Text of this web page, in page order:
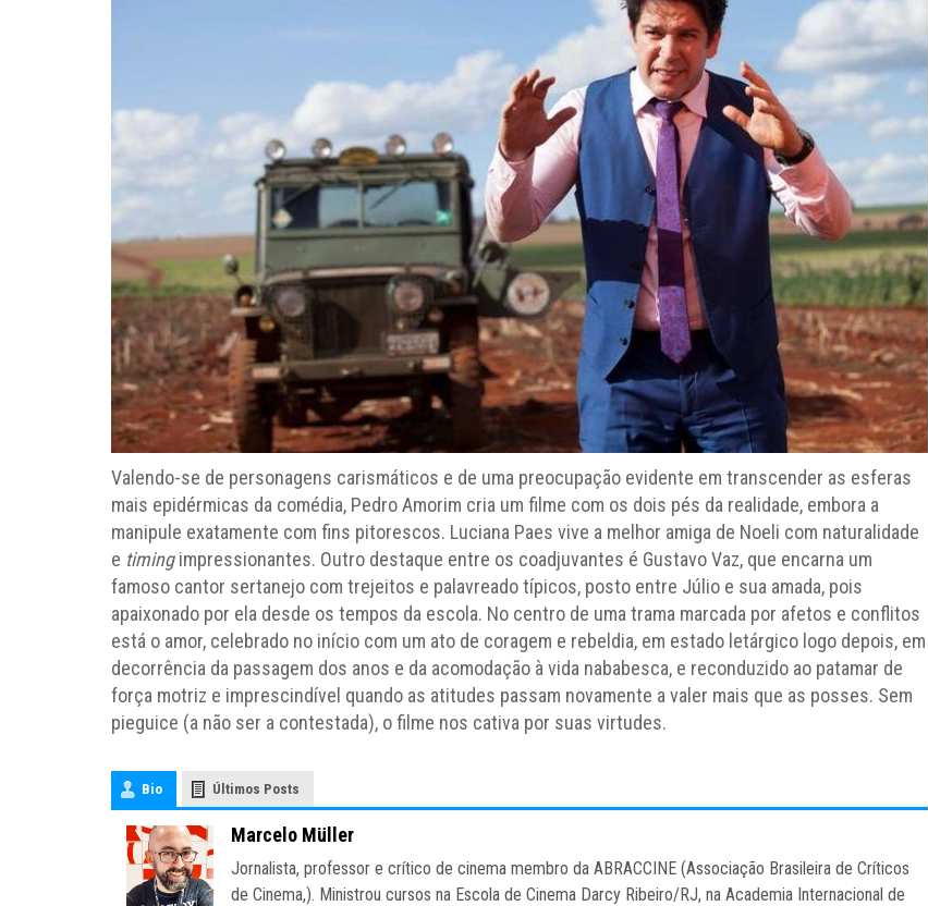
Valendo-se de personagens carismáticos e de uma preocupação evidente em transcender as esferas
mais epidérmicas da comédia, Pedro Amorim cria um filme com os dois pés da realidade, embora a
manipule exatamente com fins pitorescos. Luciana Paes vive a melhor amiga de Noeli com naturalidade
e timingimpressionantes. Outro destaque entre os coadjuvantes é Gustavo Vaz, que encarna um
famoso cantor sertanejo com trejeitos e palavreado típicos, posto entre Júlio e sua amada, pois
apaixonado por ela desde os tempos da escola. No centro de uma trama marcada por afetos e conflitos
está o amor, celebrado no início com um ato de coragem e rebeldia, em estado letárgico logo depois, em
decorrência da passagem dos anos e da acomodação à vida nababesca, e reconduzido ao patamar de
força motriz e imprescindível quando as atitudes passam novamente a valer mais que as posses. Sem
pieguice (a não ser a contestada), o filme nos cativa por suas virtudes.
Bio Últimos Posts
Marcelo Müller
Jornalista, professor e crítico de cinema membro da ABRACCINE (Associação Brasileira de Críticos
de Cinema,). Ministrou cursos na Escola de Cinema Darcy Ribeiro/RJ, na Academia Internacional de